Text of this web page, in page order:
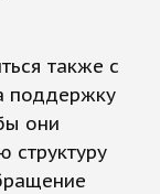
также с
поддержку
они
структуру